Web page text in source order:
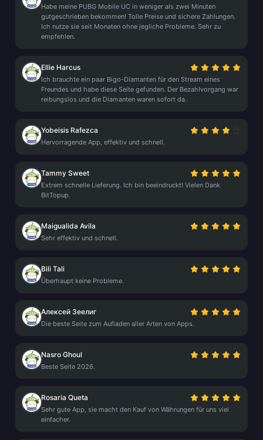
Habe meine PUBG Mobile UC in weniger als zwei Minuten
gutgeschrieben bekommen! Tolle Preise und sichere Zahlungen.
Ich nutze sie seit Monaten ohne jegliche Probleme. Sehr zu
empfehlen.
Ellie Harcus
Ich brauchte ein paar Bigo-Diamanten für den Stream eines
Freundes und habe diese Seite gefunden. Der Bezahlvorgang war
reibungslos und die Diamanten waren sofort da.
Yobeisis Rafezca
Hervorragende App, effektiv und schnell.
Tammy Sweet
Extrem schnelle Lieferung. Ich bin beeindruckt! Vielen Dank
BitTopup.
Maigualida Avila
Sehr effektiv und schnell.
Bili Tali
Überhaupt keine Probleme.
Алексей Зеелиг
Die beste Seite zum Aufladen aller Arten von Apps.
Nasro Ghoul
Beste Seite 2026.
Rosaria Queta
Sehr gute App, sie macht den Kauf von Währungen für uns viel
einfacher.